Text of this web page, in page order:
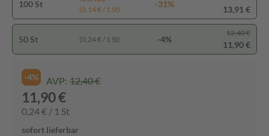
100 St
(0,14 € / 1 St)
-31%
13,91 €
50 St (0,24 € / 1 St) -4%
12,40 €
11,90 €
-4% AVP: 12,40 €
11,90 €
0,24 € / 1 St
sofort lieferbar